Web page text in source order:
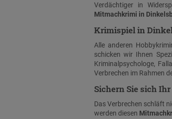
Verdächtiger in
Mitmachkrimi in
Krimispiel in
Alle anderen
schicken wir Ihnen
Kriminalpsychologe,
Verbrechen im Rahmen
Sichern Sie sich
Das Verbrechen schläft
werden diesen